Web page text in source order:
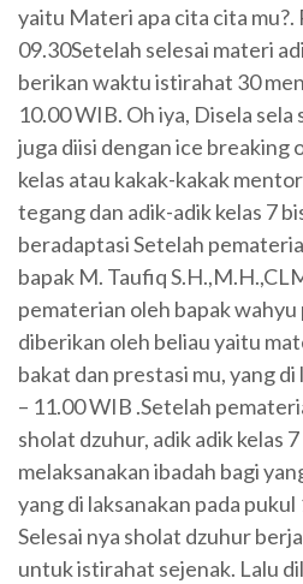
yaitu Materi apa cita cita mu?.
09.30Setelah selesai materi
berikan waktu istirahat 30
10.00 WIB. Oh iya, Disela
juga diisi dengan ice breaking
kelas atau kakak-kakak
tegang dan adik-adik kelas 7
beradaptasi Setelah
bapak M. Taufiq
pematerian oleh bapak
diberikan oleh beliau yaitu
bakat dan prestasi mu, yang
– 11.00 WIB .Setelah
sholat dzuhur, adik adik kelas
melaksanakan ibadah bagi
yang di laksanakan pada pukul
Selesai nya sholat dzuhur
untuk istirahat sejenak. Lalu